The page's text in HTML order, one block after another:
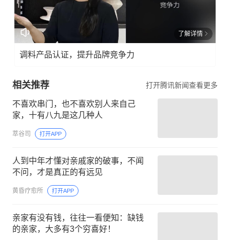
了解详情
调料产品认证，提升品牌竞争力
相关推荐 打开腾讯新闻查看更多
不喜欢串门，也不喜欢别人来自己
家，十有八九是这几种人
萃谷司 打开APP
人到中年才懂对亲戚家的破事，不闻
不问，才是真正的有远见
黄昏疗愈所 打开APP
亲家有没有钱，往往一看便知：缺钱
的亲家，大多有3个穷喜好！